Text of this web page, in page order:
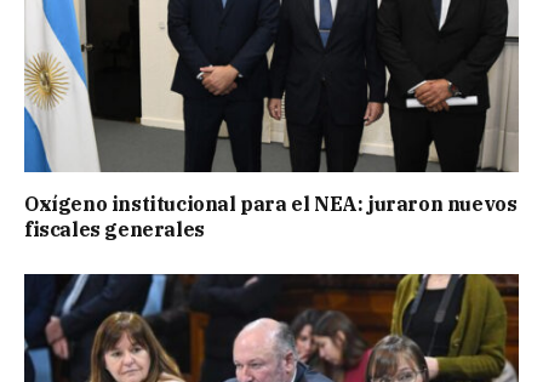
Oxígeno institucional para el NEA: juraron nuevos
fiscales generales